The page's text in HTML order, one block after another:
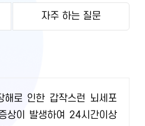
자주 하는 질문
해로 인한 갑작스런 뇌세포
상이 발생하여 24시간이상